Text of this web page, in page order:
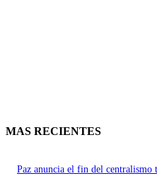
MAS RECIENTES
Paz anuncia el fin del